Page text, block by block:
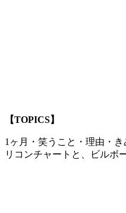
【TOPICS】
1ヶ月・笑うこと・理由・
リコンチャートと、ビルボ